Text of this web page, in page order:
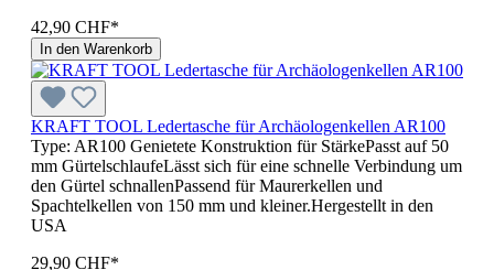
42,90 CHF*
In den Warenkorb
KRAFT TOOL Ledertasche für Archäologenkellen AR100
Type: AR100 Genietete Konstruktion für StärkePasst auf 50
mm GürtelschlaufeLässt sich für eine schnelle Verbindung um
den Gürtel schnallenPassend für Maurerkellen und
Spachtelkellen von 150 mm und kleiner.Hergestellt in den
USA
29,90 CHF*